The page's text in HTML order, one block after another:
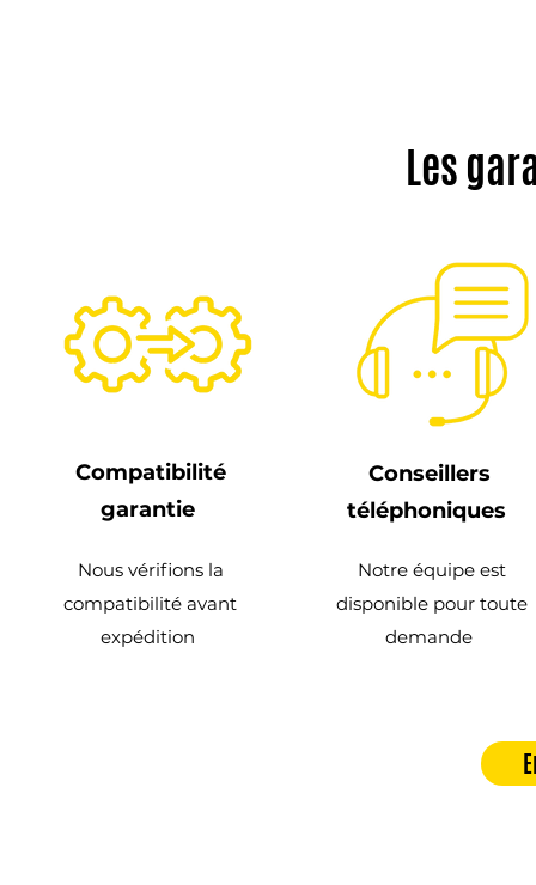
Les
Compatibilité
garantie
Nous vérifions la
compatibilité avant
expédition
Conseillers
téléphoniques
Notre équipe est
disponible pour toute
demande